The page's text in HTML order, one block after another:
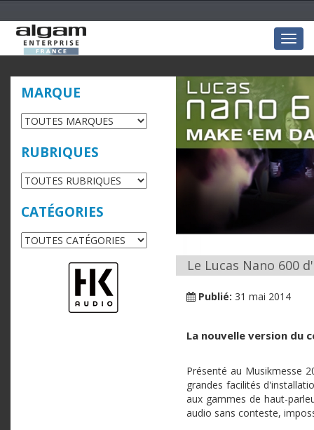
MARQUE
RUBRIQUES
CATÉGORIES
Le Lucas Nano 600
Publié: 31 mai 2014
La nouvelle version du
Présenté au Musikmesse
grandes facilités
aux gammes de haut-
audio sans conteste,